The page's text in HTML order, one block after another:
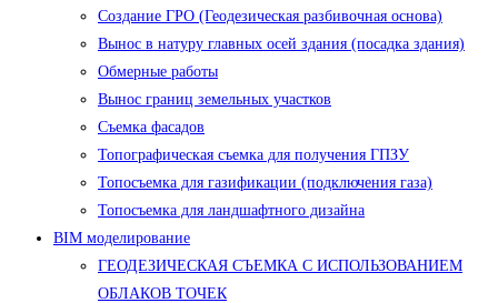
Создание ГРО (Геодезическая разбивочная основа)
Вынос в натуру главных осей здания (посадка здания)
Обмерные работы
Вынос границ земельных участков
Съемка фасадов
Топографическая съемка для получения ГПЗУ
Топосъемка для газификации (подключения газа)
Топосъемка для ландшафтного дизайна
BIM моделирование
ГЕОДЕЗИЧЕСКАЯ СЪЕМКА С ИСПОЛЬЗОВАНИЕМ
ОБЛАКОВ ТОЧЕК